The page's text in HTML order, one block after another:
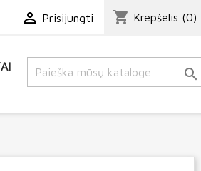
 Prisijungti shopping_cart Krepšelis (0)
